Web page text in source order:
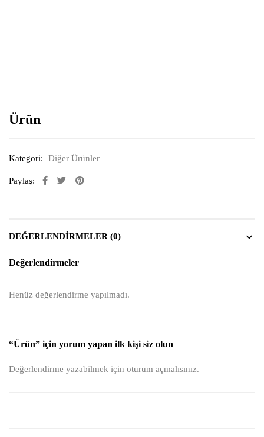
Ürün
Kategori: Diğer Ürünler
Paylaş:
DEĞERLENDIRMELER (0)
Değerlendirmeler
Henüz değerlendirme yapılmadı.
“Ürün” için yorum yapan ilk kişi siz olun
Değerlendirme yazabilmek için oturum açmalısınız.